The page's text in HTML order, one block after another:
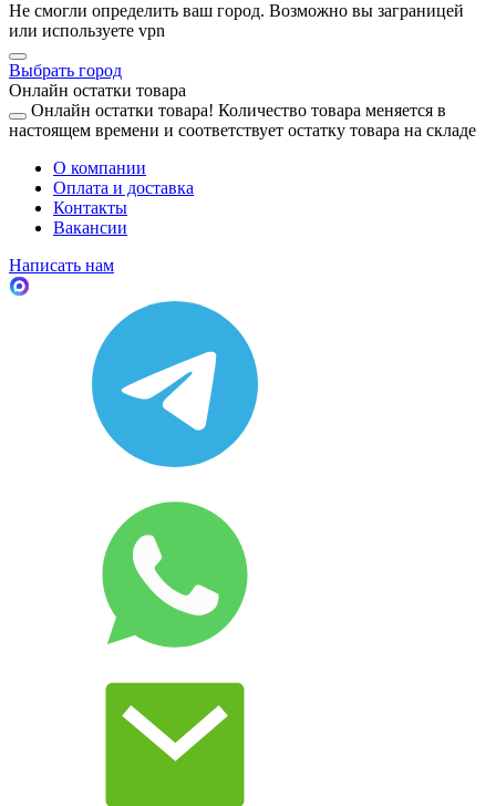
Не смогли определить ваш город. Возможно вы заграницей
или используете vpn
Выбрать город
Онлайн остатки товара
Онлайн остатки товара! Количество товара меняется в
настоящем времени и соответствует остатку товара на складе
О компании
Оплата и доставка
Контакты
Вакансии
Написать нам